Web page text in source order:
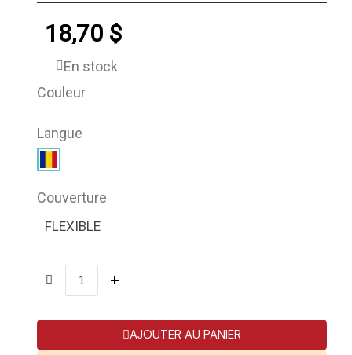
18,70 $
En stock
Couleur
Langue
Couverture
FLEXIBLE
AJOUTER AU PANIER